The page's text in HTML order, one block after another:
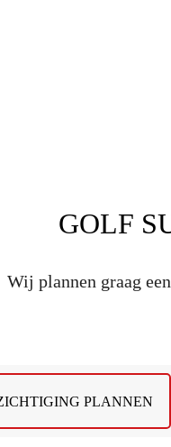
GOLF
Wij plannen graag
PLANNEN